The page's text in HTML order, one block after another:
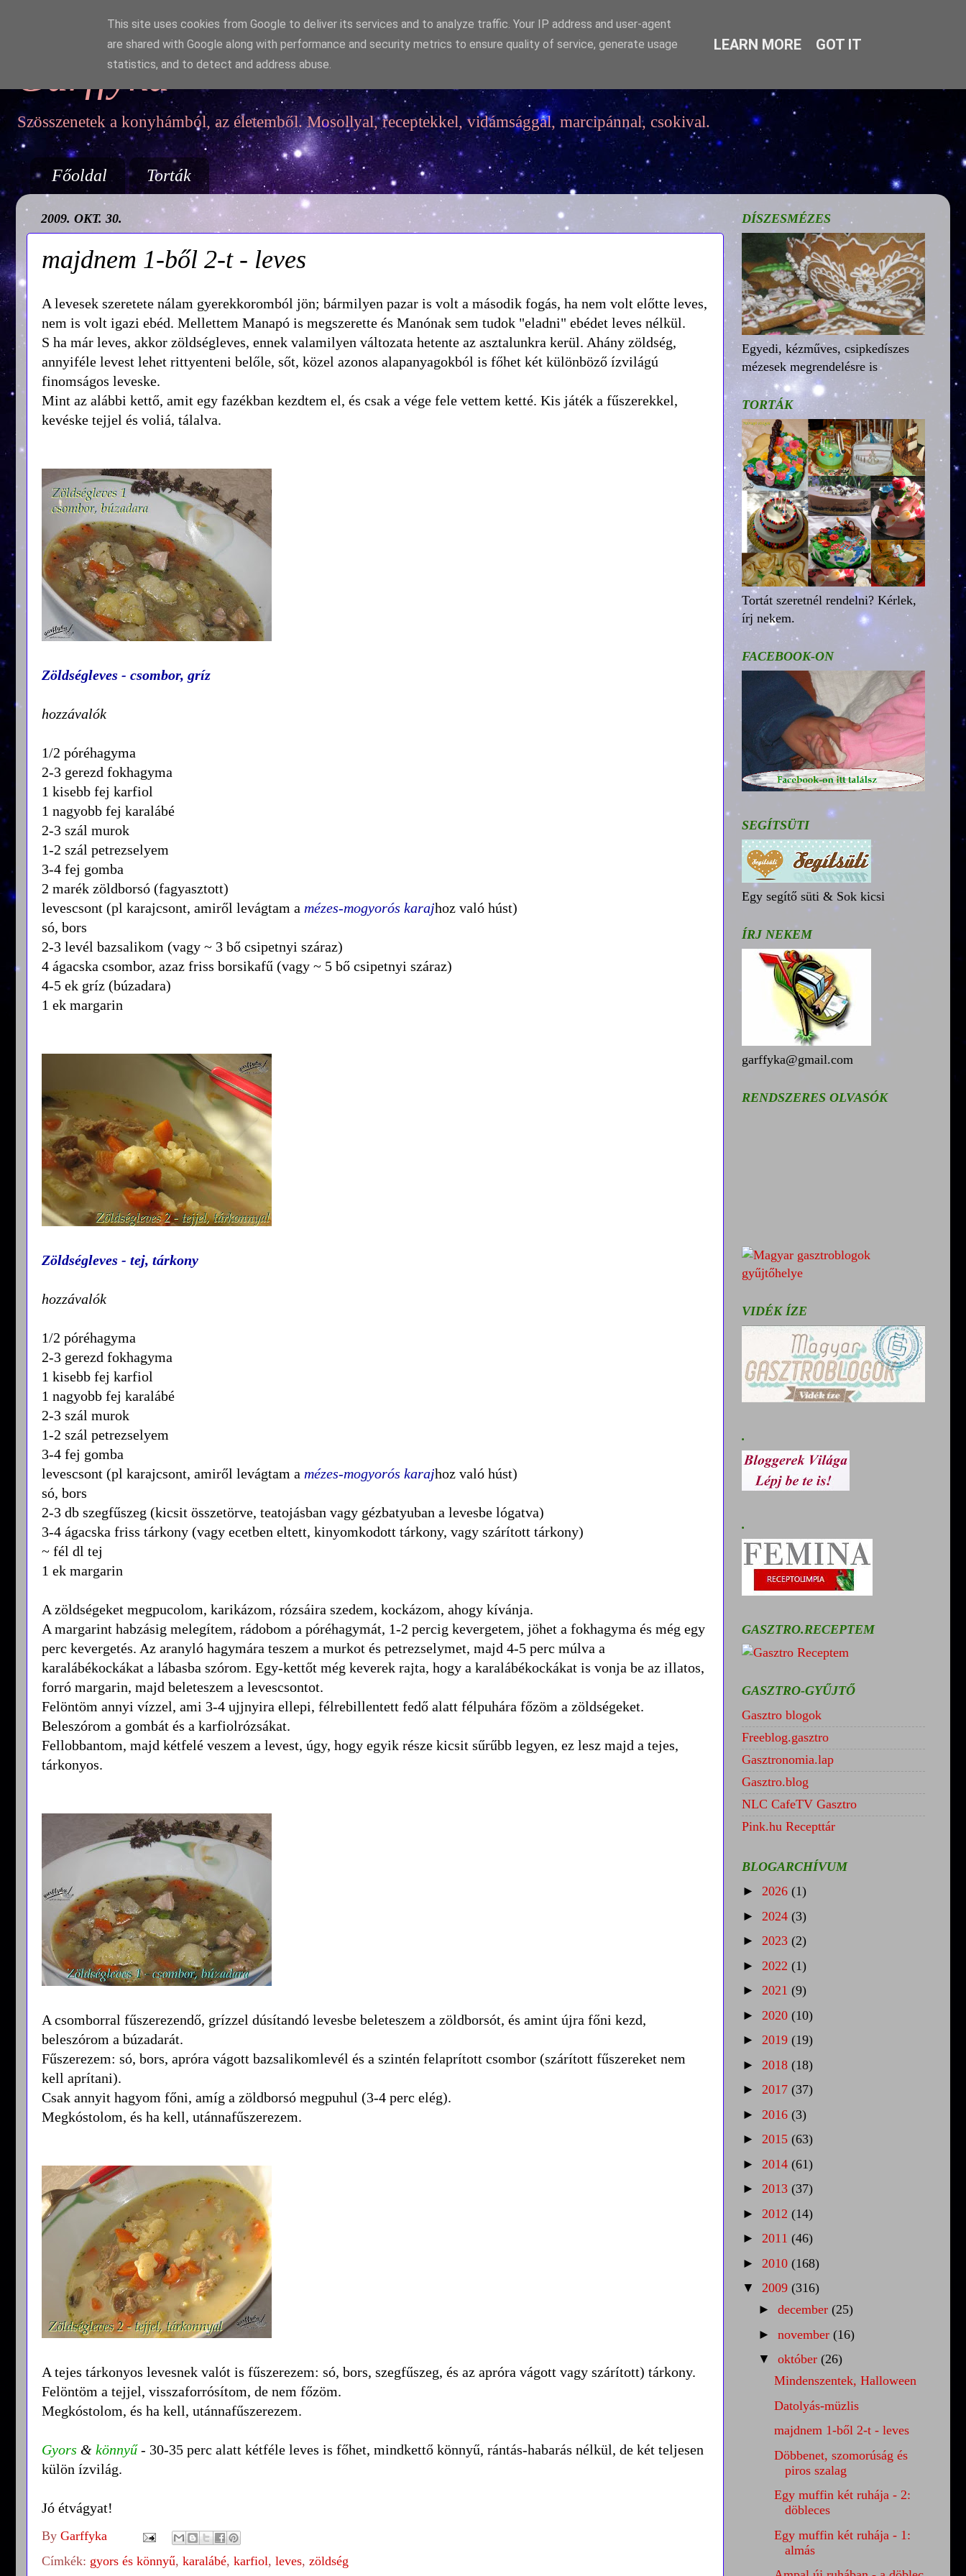
Garffyka
Szösszenetek a konyhámból, az életemből. Mosollyal, receptekkel, vidámsággal, marcipánnal, csokival.
Főoldal Torták
2009. OKT. 30.
majdnem 1-ből 2-t - leves
A levesek szeretete nálam gyerekkoromból jön; bármilyen pazar is volt a második fogás, ha nem volt előtte leves,
nem is volt igazi ebéd. Mellettem Manapó is megszerette és Manónak sem tudok "eladni" ebédet leves nélkül.
S ha már leves, akkor zöldségleves, ennek valamilyen változata hetente az asztalunkra kerül. Ahány zöldség,
annyiféle levest lehet rittyenteni belőle, sőt, közel azonos alapanyagokból is főhet két különböző ízvilágú
finomságos leveske.
Mint az alábbi kettő, amit egy fazékban kezdtem el, és csak a vége fele vettem ketté. Kis játék a fűszerekkel,
kevéske tejjel és voliá, tálalva.
Zöldségleves - csombor, gríz
hozzávalók
1/2 póréhagyma
2-3 gerezd fokhagyma
1 kisebb fej karfiol
1 nagyobb fej karalábé
2-3 szál murok
1-2 szál petrezselyem
3-4 fej gomba
2 marék zöldborsó (fagyasztott)
levescsont (pl karajcsont, amiről levágtam a mézes-mogyorós karajhoz való húst)
só, bors
2-3 levél bazsalikom (vagy ~ 3 bő csipetnyi száraz)
4 ágacska csombor, azaz friss borsikafű (vagy ~ 5 bő csipetnyi száraz)
4-5 ek gríz (búzadara)
1 ek margarin
Zöldségleves - tej, tárkony
hozzávalók
1/2 póréhagyma
2-3 gerezd fokhagyma
1 kisebb fej karfiol
1 nagyobb fej karalábé
2-3 szál murok
1-2 szál petrezselyem
3-4 fej gomba
levescsont (pl karajcsont, amiről levágtam a mézes-mogyorós karajhoz való húst)
só, bors
2-3 db szegfűszeg (kicsit összetörve, teatojásban vagy gézbatyuban a levesbe lógatva)
3-4 ágacska friss tárkony (vagy ecetben eltett, kinyomkodott tárkony, vagy szárított tárkony)
~ fél dl tej
1 ek margarin
A zöldségeket megpucolom, karikázom, rózsáira szedem, kockázom, ahogy kívánja.
A margarint habzásig melegítem, rádobom a póréhagymát, 1-2 percig kevergetem, jöhet a fokhagyma és még egy
perc kevergetés. Az aranyló hagymára teszem a murkot és petrezselymet, majd 4-5 perc múlva a
karalábékockákat a lábasba szórom. Egy-kettőt még keverek rajta, hogy a karalábékockákat is vonja be az illatos,
forró margarin, majd beleteszem a levescsontot.
Felöntöm annyi vízzel, ami 3-4 ujjnyira ellepi, félrebillentett fedő alatt félpuhára főzöm a zöldségeket.
Beleszórom a gombát és a karfiolrózsákat.
Fellobbantom, majd kétfelé veszem a levest, úgy, hogy egyik része kicsit sűrűbb legyen, ez lesz majd a tejes,
tárkonyos.
A csomborral fűszerezendő, grízzel dúsítandó levesbe beleteszem a zöldborsót, és amint újra főni kezd,
beleszórom a búzadarát.
Fűszerezem: só, bors, apróra vágott bazsalikomlevél és a szintén felaprított csombor (szárított fűszereket nem
kell aprítani).
Csak annyit hagyom főni, amíg a zöldborsó megpuhul (3-4 perc elég).
Megkóstolom, és ha kell, utánnafűszerezem.
A tejes tárkonyos levesnek valót is fűszerezem: só, bors, szegfűszeg, és az apróra vágott vagy szárított) tárkony.
Felöntöm a tejjel, visszaforrósítom, de nem főzöm.
Megkóstolom, és ha kell, utánnafűszerezem.
Gyors & könnyű- 30-35 perc alatt kétféle leves is főhet, mindkettő könnyű, rántás-habarás nélkül, de két teljesen
külön ízvilág.
Jó étvágyat!
By Garffyka
Címkék: gyors és könnyű, karalábé, karfiol, leves, zöldség
DÍSZESMÉZES
Egyedi, kézműves, csipkedíszes
mézesek megrendelésre is
TORTÁK
Tortát szeretnél rendelni? Kérlek,
írj nekem.
FACEBOOK-ON
SEGÍTSÜTI
Egy segítő süti & Sok kicsi
ÍRJ NEKEM
garffyka@gmail.com
RENDSZERES OLVASÓK
VIDÉK ÍZE
.
.
GASZTRO.RECEPTEM
GASZTRO-GYŰJTŐ
Gasztro blogok
Freeblog.gasztro
Gasztronomia.lap
Gasztro.blog
NLC CafeTV Gasztro
Pink.hu Recepttár
BLOGARCHÍVUM
► 2026 (1)
► 2024 (3)
► 2023 (2)
► 2022 (1)
► 2021 (9)
► 2020 (10)
► 2019 (19)
► 2018 (18)
► 2017 (37)
► 2016 (3)
► 2015 (63)
► 2014 (61)
► 2013 (37)
► 2012 (14)
► 2011 (46)
► 2010 (168)
▼ 2009 (316)
► december (25)
► november (16)
▼ október (26)
Mindenszentek, Halloween
Datolyás-müzlis
majdnem 1-ből 2-t - leves
Döbbenet, szomorúság és
piros szalag
Egy muffin két ruhája - 2:
döbleces
Egy muffin két ruhája - 1:
almás
This site uses cookies from Google to deliver its services and to analyze traffic. Your IP address and user-agent
are shared with Google along with performance and security metrics to ensure quality of service, generate usage
statistics, and to detect and address abuse.
LEARN MORE GOT IT